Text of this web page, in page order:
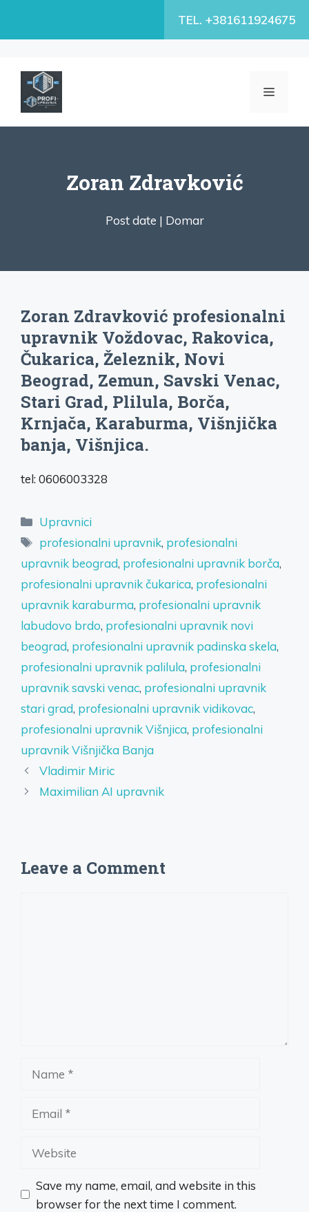
TEL. +381611924675
MENU
Zoran Zdravković
Post date | Domar
Zoran Zdravković profesionalni
upravnik Voždovac, Rakovica,
Čukarica, Železnik, Novi
Beograd, Zemun, Savski Venac,
Stari Grad, Plilula, Borča,
Krnjača, Karaburma, Višnjička
banja, Višnjica.
tel: 0606003328
Categories
Upravnici
Tags
profesionalni upravnik, profesionalni
upravnik beograd, profesionalni upravnik borča,
profesionalni upravnik čukarica, profesionalni
upravnik karaburma, profesionalni upravnik
labudovo brdo, profesionalni upravnik novi
beograd, profesionalni upravnik padinska skela,
profesionalni upravnik palilula, profesionalni
upravnik savski venac, profesionalni upravnik
stari grad, profesionalni upravnik vidikovac,
profesionalni upravnik Višnjica, profesionalni
upravnik Višnjička Banja
Vladimir Miric
Maximilian AI upravnik
Leave a Comment
Website
Save my name, email, and website in this
browser for the next time I comment.